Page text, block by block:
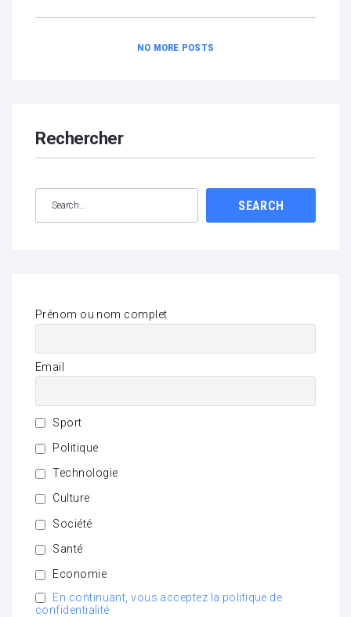
NO MORE POSTS
Rechercher
SEARCH
Prénom ou nom complet
Email
Sport
Politique
Technologie
Culture
Société
Santé
Economie
En continuant, vous acceptez la politique de
confidentialité